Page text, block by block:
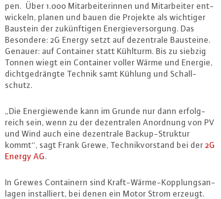
pen. Über 1.000 Mit­ar­bei­te­rin­nen und Mit­ar­bei­ter ent­
wi­ckeln, planen und bauen die Projekte als wichtiger
Baustein der zu­künf­ti­gen En­er­gie­ver­sor­gung. Das
Besondere: 2G Energy setzt auf de­zen­tra­le Bausteine.
Genauer: auf Container statt Kühlturm. Bis zu siebzig
Tonnen wiegt ein Container voller Wärme und Energie,
dicht­ge­dräng­te Technik samt Kühlung und Schall­
schutz.
„Die En­er­gie­wen­de kann im Grunde nur dann er­folg­
reich sein, wenn zu der de­zen­tra­len Anordnung von PV
und Wind auch eine de­zen­tra­le Back­up-Struk­tur
kommt“, sagt Frank Grewe, Tech­nik­vor­stand bei der 2G
Energy AG.
In Grewes Con­tai­nern sind Kraft-Wär­me-Kopp­lungs­an­
la­gen in­stal­liert, bei denen ein Motor Strom erzeugt.